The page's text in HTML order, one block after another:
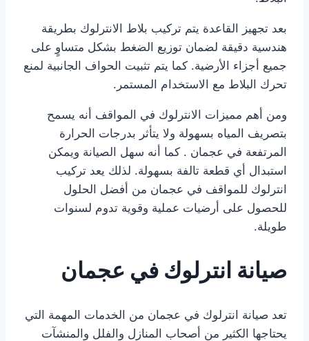
بعد تجهيز القاعدة يتم تركيب بلاط الانترلوك بطريقة
هندسية دقيقة لضمان توزيع الضغط بشكل متساوٍ على
جميع أجزاء الأرضية. كما يتم تثبيت الحواف الجانبية لمنع
تحرك البلاط مع الاستخدام المستمر.
ومن أهم مميزات الانترلوك في المواقف أنه يسمح
بتصريف المياه بسهولة ولا يتأثر بدرجات الحرارة
المرتفعة في عجمان . كما أنه سهل الصيانة ويمكن
استبدال أي قطعة تالفة بسهولة. لذلك يعد تركيب
انترلوك للمواقف في عجمان من أفضل الحلول
للحصول على أرضيات عملية وقوية تدوم لسنوات
طويلة.
صيانة انترلوك في عجمان
تعد صيانة انترلوك في عجمان من الخدمات المهمة التي
يحتاجها الكثير من أصحاب المنازل والفلل والمنشآت